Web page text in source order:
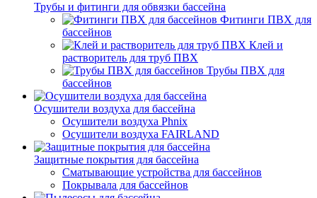
Трубы и фитинги для обвязки бассейна
Фитинги ПВХ для
бассейнов
Клей и
растворитель для труб ПВХ
Трубы ПВХ для
бассейнов
Осушители воздуха для бассейна
Осушители воздуха Phnix
Осушители воздуха FAIRLAND
Защитные покрытия для бассейна
Сматывающие устройства для бассейнов
Покрывала для бассейнов